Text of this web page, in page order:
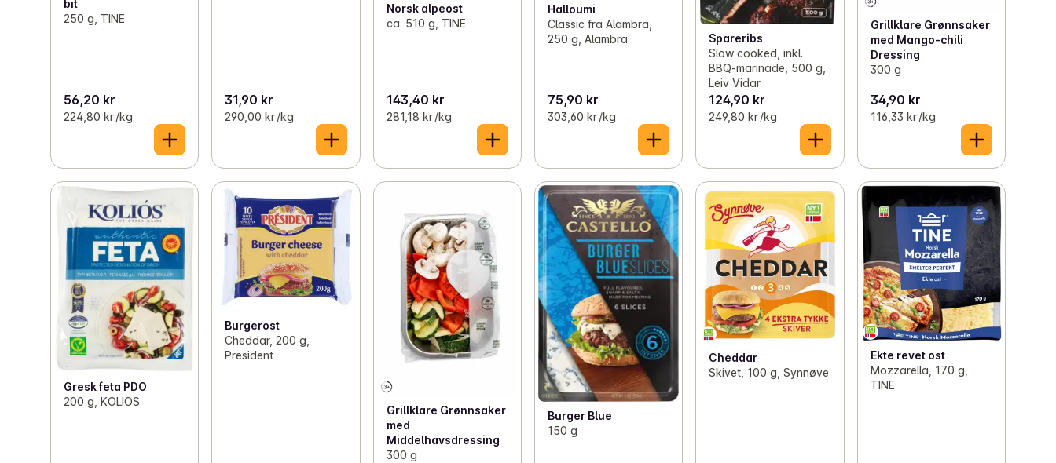
bit
250 g, TINE
56,20 kr
224,80 kr /kg
31,90 kr
290,00 kr /kg
Norsk alpeost
ca. 510 g, TINE
143,40 kr
281,18 kr /kg
Halloumi
Classic fra Alambra,
250 g, Alambra
75,90 kr
303,60 kr /kg
Spareribs
Slow cooked, inkl.
BBQ-marinade, 500 g,
Leiv Vidar
124,90 kr
249,80 kr /kg
Grillklare Grønnsaker
med Mango-chili
Dressing
300 g
34,90 kr
116,33 kr /kg
Gresk feta PDO
200 g, KOLIOS
Burgerost
Cheddar, 200 g,
President
Grillklare Grønnsaker
med
Middelhavsdressing
300 g
Burger Blue
150 g
Cheddar
Skivet, 100 g, Synnøve
Ekte revet ost
Mozzarella, 170 g,
TINE